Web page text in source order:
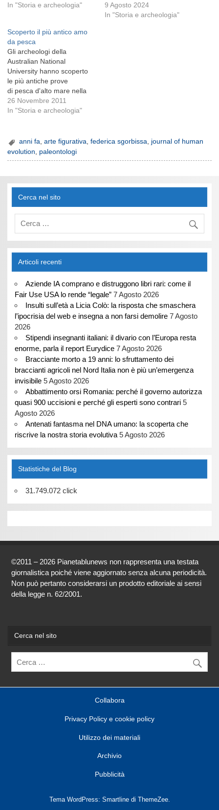
In "Storia e archeologia"
9 Agosto 2024
In "Storia e archeologia"
Scoperto il più antico amo
da pesca
Gli archeologi della
Australian National
University hanno scoperto
le più antiche prove
di pesca d'alto mare nella
preistoria, dimostrando che
oltre 42.000 anni fa i nostri
catturare tonni e altri grossi
pesci. Il team della
professoressa Sue
pesca…
26 Novembre 2011
In "Storia e archeologia"
anni fa,arte figurativa,federica sgorbissa, journal of human
evolution
paleontologi
Cerca nel sito
Articoli recenti
Aziende IA comprano e distruggono libri rari: come il
Fair Use USA lo rende “legale” 7 Agosto 2026
Insulti sull’età a Licia Colò: la risposta che smaschera
l’ipocrisia del web e insegna a non farsi demolire 7 Agosto
2026
Stipendi insegnanti italiani: il divario con l’Europa resta
enorme, parla il report Eurydice 7 Agosto 2026
Bracciante morto a 19 anni: lo sfruttamento dei
braccianti agricoli nel Nord Italia non è più un’emergenza
invisibile 5 Agosto 2026
Abbattimento orsi Romania: perché il governo autorizza
quasi 900 uccisioni e perché gli esperti sono contrari 5
Agosto 2026
Antenati fantasma nel DNA umano: la scoperta che
riscrive la nostra storia evolutiva 5 Agosto 2026
Statistiche del Blog
31.749.072 click
©2011 – 2026 Pianetablunews non rappresenta una testata
giornalistica poiché viene aggiornato senza alcuna periodicità.
Non può pertanto considerarsi un prodotto editoriale ai sensi
della legge n. 62/2001.
Cerca nel sito
Collabora
Privacy Policy e cookie policy
Utilizzo dei materiali
Archivio
Pubblicità
Tema WordPress: Smartline di ThemeZee.